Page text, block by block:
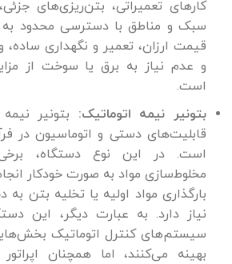
کارهای تعمیراتی، بتن‌ریزی‌های
سبک و مناطق با دسترسی محدود
قیمت ارزان، تعمیر و نگهداری
و عدم نیاز به برق یا سوخت از
است.
بتونیر نیمه اتوماتیک: بتونیر
قابلیت‌های دستی و اتوماسیون در
است. در این نوع دستگاه،
مخلوط‌سازی مواد به صورت خودکار
بارگذاری مواد اولیه یا تخلیه بتن
نیاز دارد. به عبارت دیگر، این
سیستم‌های کنترل اتوماتیک
بهینه می‌کنند، اما همچنان